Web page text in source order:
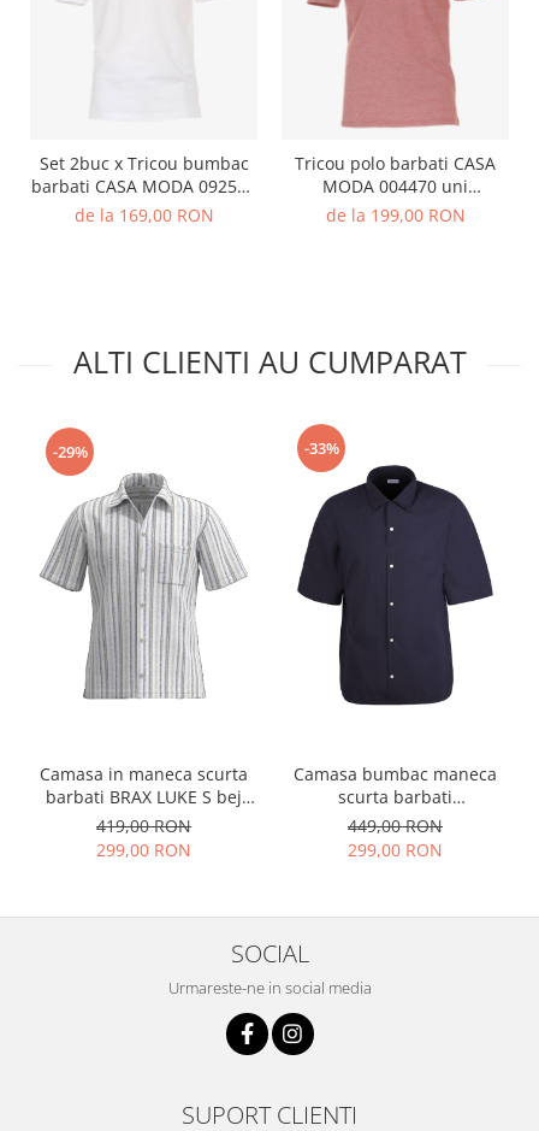
Set 2buc x Tricou bumbac
barbati CASA MODA 092500
alb
de la 169,00 RON
Tricou polo barbati CASA
MODA 004470 uni
portocaliu pepit
de la 199,00 RON
ALTI CLIENTI AU CUMPARAT
-29%
Camasa in maneca scurta
barbati BRAX LUKE S bej
dungulite
419,00 RON
299,00 RON
-33%
Camasa bumbac maneca
scurta barbati
SEIDENSTICKER 849776
regular bleumarin
449,00 RON
299,00 RON
SOCIAL
Urmareste-ne in social media
SUPORT CLIENTI